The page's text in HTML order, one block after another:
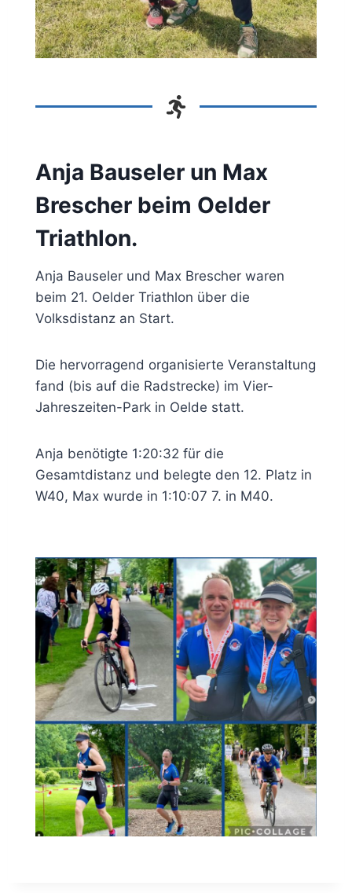
Anja Bauseler un Max
Brescher beim Oelder
Triathlon.
Anja Bauseler und Max Brescher waren
beim 21. Oelder Triathlon über die
Volksdistanz an Start.
Die hervorragend organisierte Veranstaltung
fand (bis auf die Radstrecke) im Vier-
Jahreszeiten-Park in Oelde statt.
Anja benötigte 1:20:32 für die
Gesamtdistanz und belegte den 12. Platz in
W40, Max wurde in 1:10:07 7. in M40.